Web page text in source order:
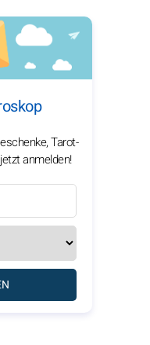
Tarot-
anmelden!